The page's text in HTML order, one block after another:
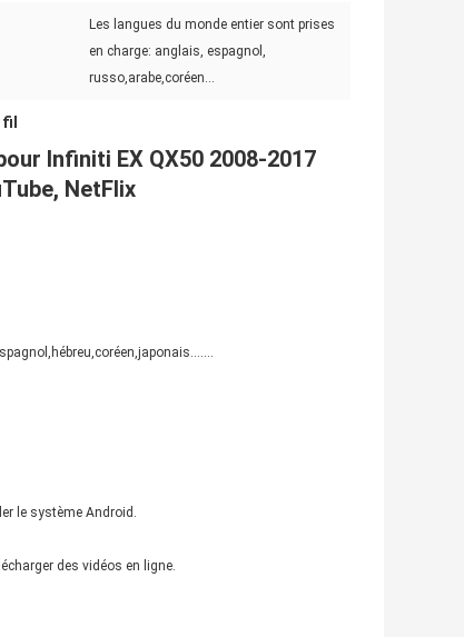
Les langues du monde entier sont prises
en charge: anglais, espagnol,
russo,arabe,coréen...
Infiniti EX QX50 2008-2017
NetFlix
le système Android.
des vidéos en ligne.